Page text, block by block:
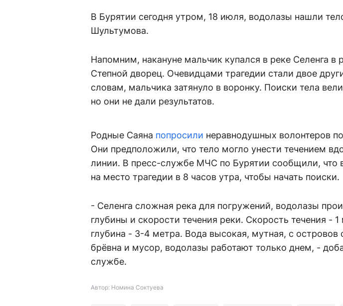
В Бурятии сегодня утром, 18 июля, водолазы нашли
Шультумова.
Напомним, накануне мальчик купался в реке Селенга в
Степной дворец. Очевидцами трагедии стали двое
словам, мальчика затянуло в воронку. Поиски тела
но они не дали результатов.
Родные Саяна попросили неравнодушных волонтеров
Они предположили, что тело могло унести течением
линии. В пресс-службе МЧС по Бурятии сообщили, что
на место трагедии в 8 часов утра, чтобы начать поиски.
- Селенга сложная река для погружений, водолазы
глубины и скорости течения реки. Скорость течения - 1
глубина - 3-4 метра. Вода высокая, мутная, с островов
брёвна и мусор, водолазы работают только днем, -
службе.
Автор: Номина Соктуева